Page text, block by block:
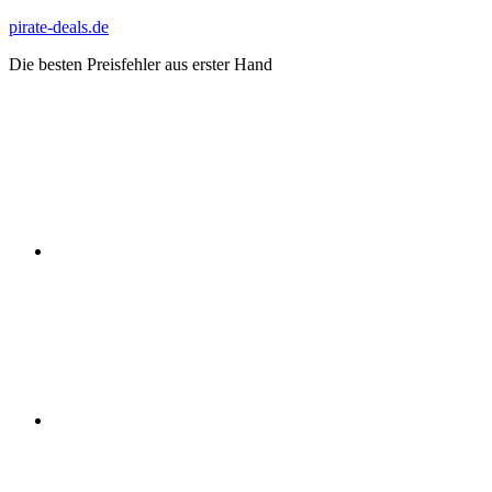
Zum
springen
pirate-deals.de
Die besten Preisfehler aus erster Hand